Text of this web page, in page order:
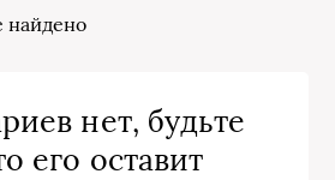
найдено
нет, будьте
его оставит